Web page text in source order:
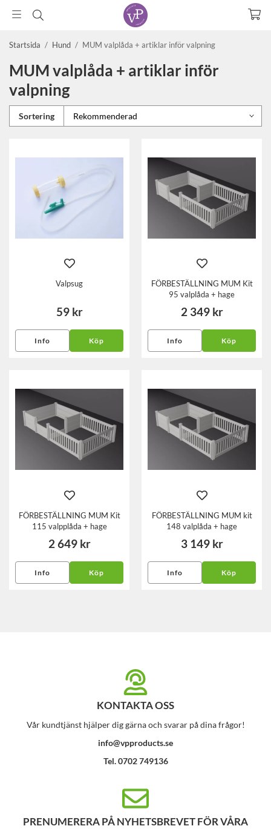
Startsida / Hund / MUM valplåda + artiklar inför valpning
MUM valplåda + artiklar inför
valpning
Sortering
Valpsug
59 kr
Info Köp
FÖRBESTÄLLNING MUM Kit
95 valplåda + hage
2 349 kr
Info Köp
FÖRBESTÄLLNING MUM Kit
115 valpplåda + hage
2 649 kr
Info Köp
FÖRBESTÄLLNING MUM kit
148 valplåda + hage
3 149 kr
Info Köp
KONTAKTA OSS
Vår kundtjänst hjälper dig gärna och svarar på dina frågor!
info@vpproducts.se
Tel. 0702 749136
PRENUMERERA PÅ NYHETSBREVET FÖR VÅRA